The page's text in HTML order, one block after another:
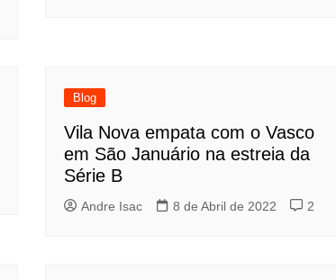
Blog
Vila Nova empata com o Vasco
em São Januário na estreia da
Série B
Andre Isac 8 de Abril de 2022 2